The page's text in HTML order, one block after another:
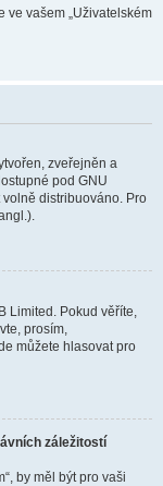
ve vašem „Uživatelském
zveřejněn a
pod GNU
distribuováno. Pro
Limited. Pokud věříte,
prosím,
můžete hlasovat pro
záležitostí
by měl být pro vaši